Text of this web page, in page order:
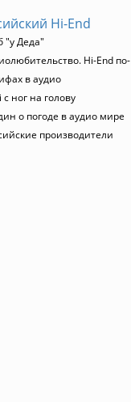
Hi-End
"у Деда"
Hi-End
в аудио
с ног на голову
о погоде в аудио мире
производители